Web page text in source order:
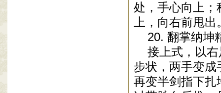
处，手心向上；
上，向右前甩
20. 翻掌纳坤
接上式，以右
步状，两手变
再变半剑指下扎